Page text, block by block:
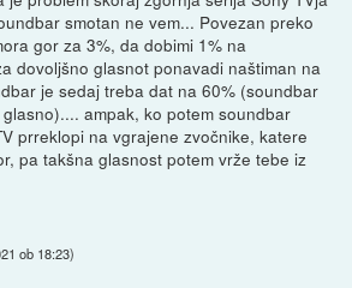
smotan ne vem... Povezan preko
gor za 3%, da dobimi 1% na
dovoljšno glasnot ponavadi naštiman na
je sedaj treba dat na 60% (soundbar
ampak, ko potem soundbar
prreklopi na vgrajene zvočnike, katere
pa takšna glasnost potem vrže tebe iz
ob 18:23)